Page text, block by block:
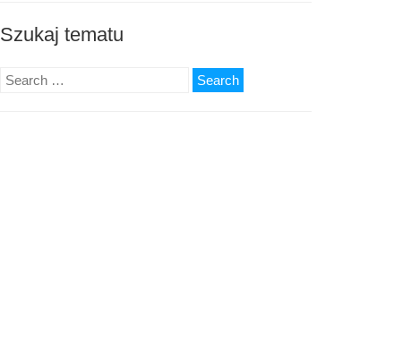
Szukaj tematu
Search